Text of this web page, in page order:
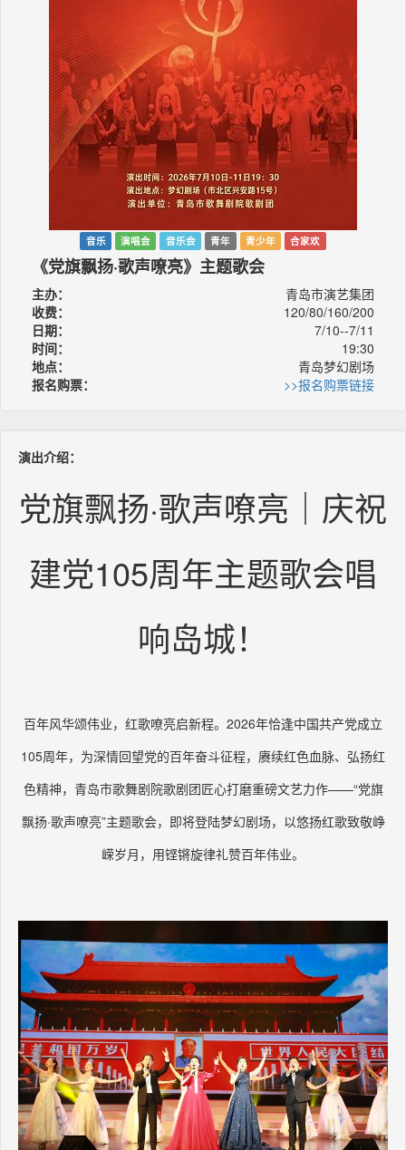
音乐 演唱会 音乐会 青年 青少年 合家欢
《党旗飘扬·歌声嘹亮》主题歌会
主办：
青岛市演艺集团
收费：
120/80/160/200
日期：
7/10--7/11
时间：
19:30
地点：
青岛梦幻剧场
报名购票：
>>报名购票链接
演出介绍：
党旗飘扬·歌声嘹亮｜庆祝
建党105周年主题歌会唱
响岛城！
百年风华颂伟业，红歌嘹亮启新程。2026年恰逢中国共产党成立
105周年，为深情回望党的百年奋斗征程，赓续红色血脉、弘扬红
色精神，青岛市歌舞剧院歌剧团匠心打磨重磅文艺力作——“党旗
飘扬·歌声嘹亮”主题歌会，即将登陆梦幻剧场，以悠扬红歌致敬峥
嵘岁月，用铿锵旋律礼赞百年伟业。